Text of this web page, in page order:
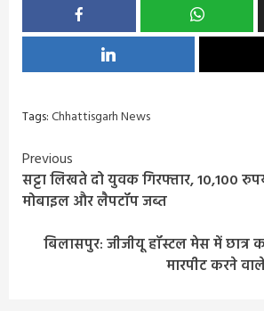
Tags:Chhattisgarh News
Continue
Reading
Previous
सट्टा लिखते दो युवक गिरफ्तार, 10,100
मोबाइल और लैपटॉप जब्त
बिलासपुर: जीजीयू हॉस्टल मेस में छात्र
मारपीट करने